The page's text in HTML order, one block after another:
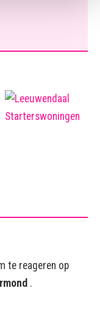
te reageren op
.